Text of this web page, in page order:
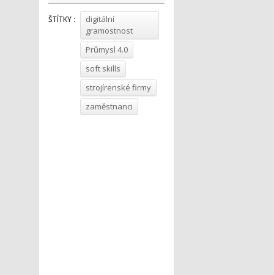
ŠTÍTKY :
digitální
gramostnost
Průmysl 4.0
soft skills
strojírenské firmy
zaměstnanci